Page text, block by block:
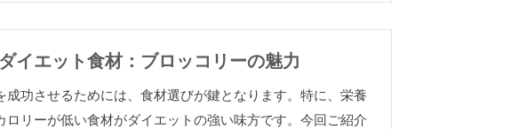
イエット食材：ブロッコリーの魅力
成功させるためには、食材選びが鍵となります。特に、栄養
ロリーが低い食材がダイエットの強い味方です。今回ご紹介